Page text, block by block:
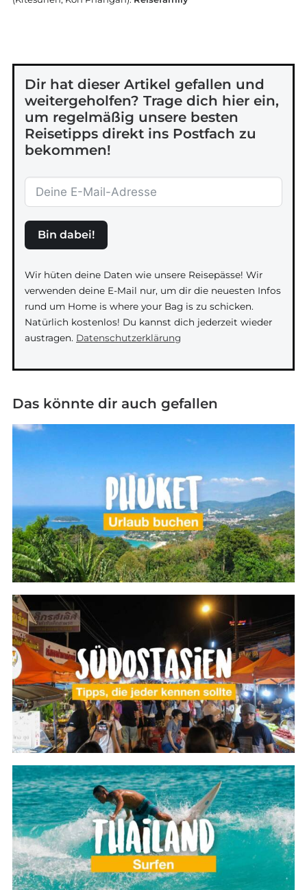
Dir hat dieser Artikel gefallen und
weitergeholfen? Trage dich hier ein,
um regelmäßig unsere besten
Reisetipps direkt ins Postfach zu
bekommen!
Bin dabei!
Wir hüten deine Daten wie unsere Reisepässe! Wir
verwenden deine E-Mail nur, um dir die neuesten Infos
rund um Home is where your Bag is zu schicken.
Natürlich kostenlos! Du kannst dich jederzeit wieder
austragen. Datenschutzerklärung
Das könnte dir auch gefallen